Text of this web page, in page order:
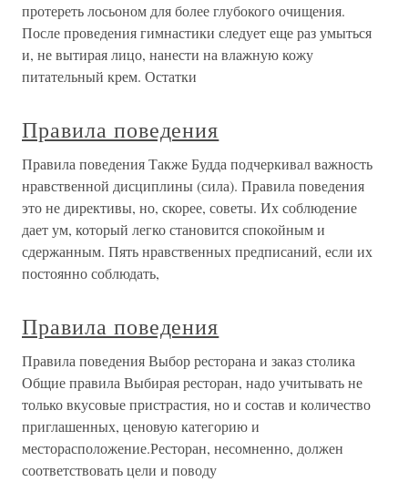
протереть лосьоном для более глубокого очищения.
После проведения гимнастики следует еще раз умыться
и, не вытирая лицо, нанести на влажную кожу
питательный крем. Остатки
Правила поведения
Правила поведения Также Будда подчеркивал важность
нравственной дисциплины (сила). Правила поведения
это не директивы, но, скорее, советы. Их соблюдение
дает ум, который легко становится спокойным и
сдержанным. Пять нравственных предписаний, если их
постоянно соблюдать,
Правила поведения
Правила поведения Выбор ресторана и заказ столика
Общие правила Выбирая ресторан, надо учитывать не
только вкусовые пристрастия, но и состав и количество
приглашенных, ценовую категорию и
месторасположение.Ресторан, несомненно, должен
соответствовать цели и поводу